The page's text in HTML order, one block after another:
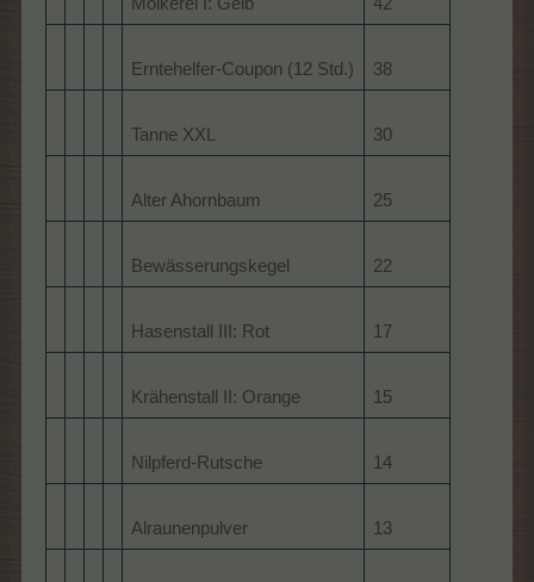
Erntehelfer-Coupon (12 Std.) 38
Tanne XXL 30
Alter Ahornbaum 25
Bewässerungskegel 22
Hasenstall III: Rot 17
Krähenstall II: Orange 15
Nilpferd-Rutsche 14
Alraunenpulver 13